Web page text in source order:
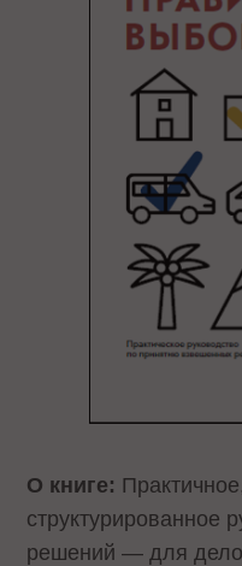
О книге:
структурированное
решений — для